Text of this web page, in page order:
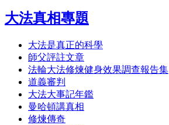
大法真相專題
大法是真正的科學
師父評註文章
法輪大法修煉健身效果調查報告集
道義審判
大法大事記年鑑
曼哈頓講真相
修煉傳奇